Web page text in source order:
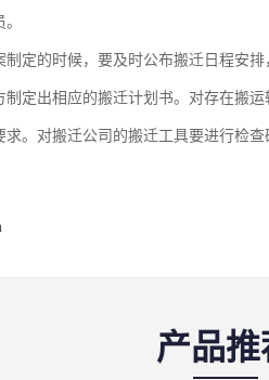
制定的时候，要及时公布搬迁日程安
制定出相应的搬迁计划书。对存在搬
求。对搬迁公司的搬迁工具要进行检
产品推